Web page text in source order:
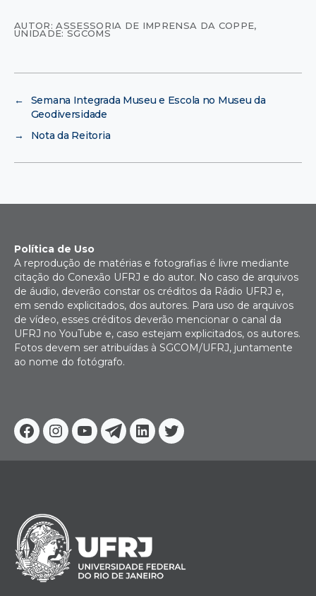
AUTOR: ASSESSORIA DE IMPRENSA DA COPPE,
UNIDADE: SGCOMS
←
Semana Integrada Museu e Escola no Museu da
Geodiversidade
→
Nota da Reitoria
Facebook
Instagram
YoutubeTelegram
Linkedin
Twitter
Política de Uso
A reprodução de matérias e fotografias é livre mediante
citação do Conexão UFRJ e do autor. No caso de arquivos
de áudio, deverão constar os créditos da Rádio UFRJ e,
em sendo explicitados, dos autores. Para uso de arquivos
de vídeo, esses créditos deverão mencionar o canal da
UFRJ no YouTube e, caso estejam explicitados, os autores.
Fotos devem ser atribuídas à SGCOM/UFRJ, juntamente
ao nome do fotógrafo.